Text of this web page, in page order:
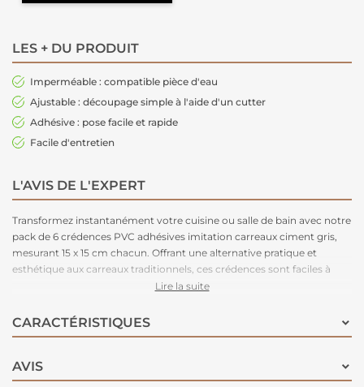
LES + DU PRODUIT
Imperméable : compatible pièce d'eau
Ajustable : découpage simple à l'aide d'un cutter
Adhésive : pose facile et rapide
Facile d'entretien
L'AVIS DE L'EXPERT
Transformez instantanément votre cuisine ou salle de bain avec notre
pack de 6 crédences PVC adhésives imitation carreaux ciment gris,
mesurant 15 x 15 cm chacun. Offrant une alternative pratique et
esthétique aux carreaux traditionnels, ces crédences sont faciles à
installer grâce à leur adhésif intégré. Leur design réaliste apporte une
protégeant vos murs des éclaboussures et des salissures.
Rafraîchissez votre décoration intérieure en un clin d'œil avec ce pack
Lire la suite
CARACTÉRISTIQUES
AVIS